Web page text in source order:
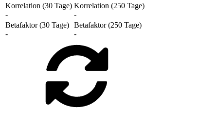
Korrelation (30 Tage)
-
Korrelation (250 Tage)
-
Betafaktor (30 Tage)
-
Betafaktor (250 Tage)
-